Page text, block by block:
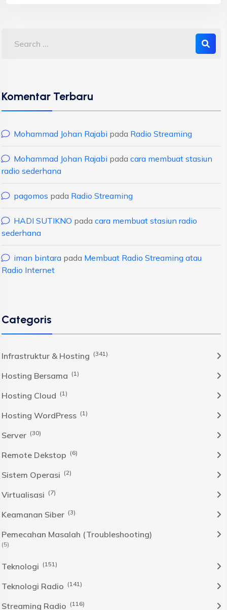
Komentar Terbaru
Mohammad Johan Rajabi pada Radio Streaming
Mohammad Johan Rajabi pada cara membuat stasiun
radio sederhana
pagomos pada Radio Streaming
HADI SUTIKNO pada cara membuat stasiun radio
sederhana
iman bintara pada Membuat Radio Streaming atau
Radio Internet
Categoris
Infrastruktur & Hosting (341)
Hosting Bersama (1)
Hosting Cloud (1)
Hosting WordPress (1)
Server (30)
Remote Dekstop (6)
Sistem Operasi (2)
Virtualisasi (7)
Keamanan Siber (3)
Pemecahan Masalah (Troubleshooting)
(5)
Teknologi (151)
Teknologi Radio (141)
Streaming Radio (116)